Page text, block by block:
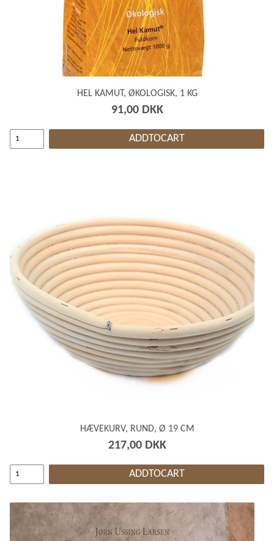
HEL KAMUT, ØKOLOGISK, 1 KG
91,00 DKK
ADDTOCART
HÆVEKURV, RUND, Ø 19 CM
217,00 DKK
ADDTOCART